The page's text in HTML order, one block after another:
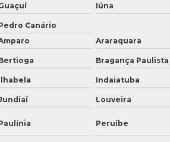
Iúna
Canário
Araraquara
Bragança Paulista
Indaiatuba
Louveira
Peruíbe